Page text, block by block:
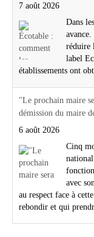
7 août 2026
Dans
réduire
label
établissements ont
"Le prochain maire
démission du maire
6 août 2026
Cinq
avec
au respect face à
rebondir et qui